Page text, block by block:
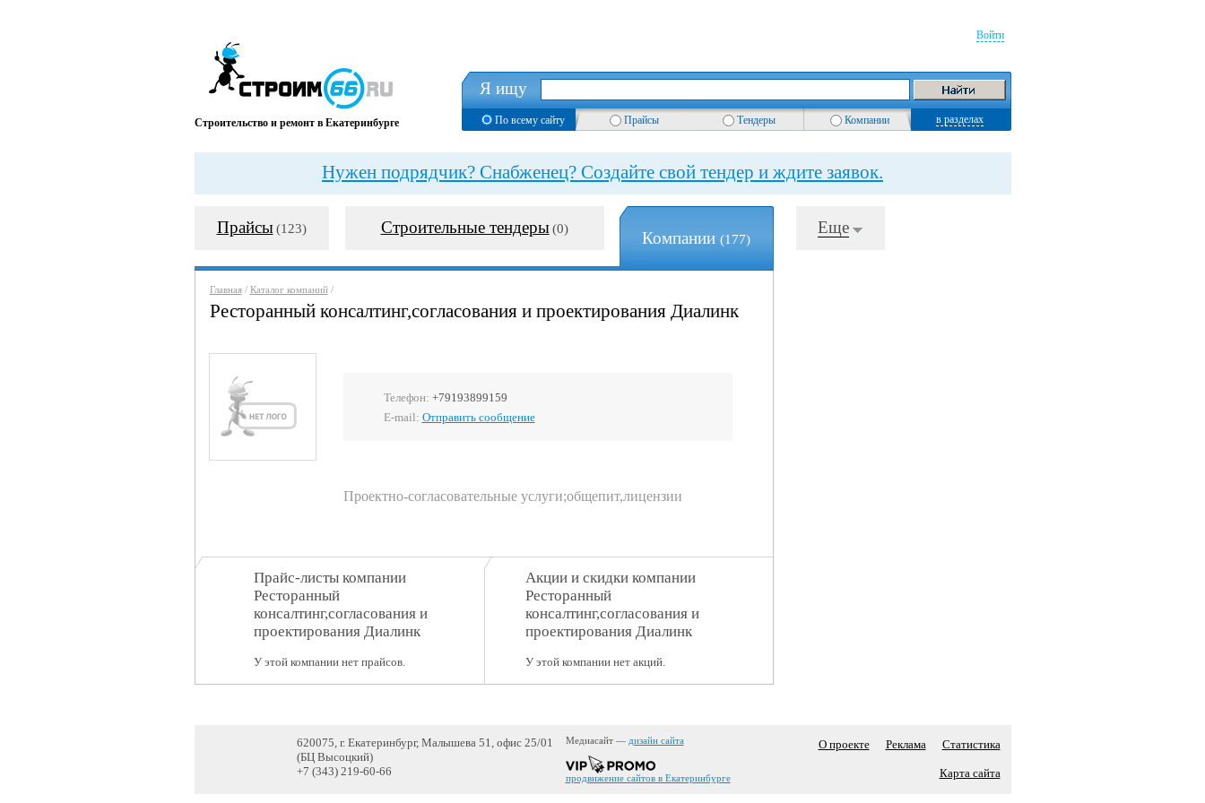
Строительство и ремонт в Екатеринбурге
Войти
Я ищу
По всему сайту Прайсы Тендеры Компании в разделах
Нужен подрядчик? Снабженец? Создайте свой тендер и ждите заявок.
Прайсы (123) Строительные тендеры (0) Компании (177)
Еще
Главная/ Каталог компаний/
Ресторанный консалтинг,согласования и проектирования Диалинк
Телефон: +79193899159
E-mail: Отправить сообщение
Проектно-согласовательные услуги;общепит,лицензии
Прайс-листы компании
Ресторанный
консалтинг,согласования и
проектирования Диалинк
У этой компании нет прайсов.
Акции и скидки компании
Ресторанный
консалтинг,согласования и
проектирования Диалинк
У этой компании нет акций.
620075, г. Екатеринбург, Малышева 51, офис 25/01
(БЦ Высоцкий)
+7 (343) 219-60-66
Медиасайт — дизайн сайта
продвижение сайтов в Екатеринбурге
О проекте Реклама Статистика
Карта сайта